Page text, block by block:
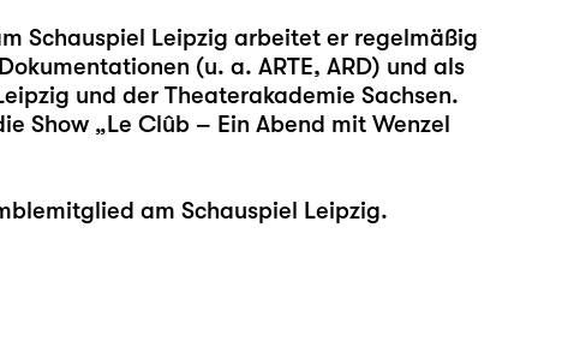
Schauspiel Leipzig arbeitet er regelmäßig
(u. a. ARTE, ARD) und als
und der Theaterakademie Sachsen.
Show „Le Clûb – Ein Abend mit Wenzel
am Schauspiel Leipzig.